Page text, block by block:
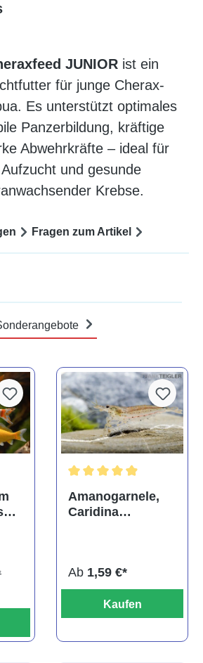
JUNIOR ist ein
für junge Cherax-
Es unterstützt optimales
Panzerbildung, kräftige
Abwehrkräfte – ideal für
und gesunde
Krebse.
Fragen zum Artikel
Amanogarnele,
Caridina
Ab 1,59 €*
Kaufen